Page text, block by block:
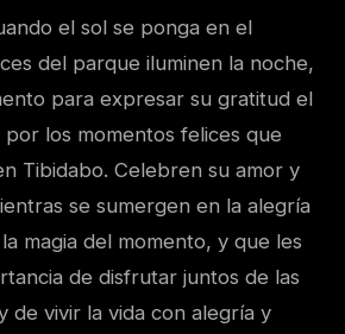
el sol se ponga en el
del parque iluminen la noche,
para expresar su gratitud el
los momentos felices que
Tibidabo. Celebren su amor y
se sumergen en la alegría
magia del momento, y que les
de disfrutar juntos de las
de vivir la vida con alegría y